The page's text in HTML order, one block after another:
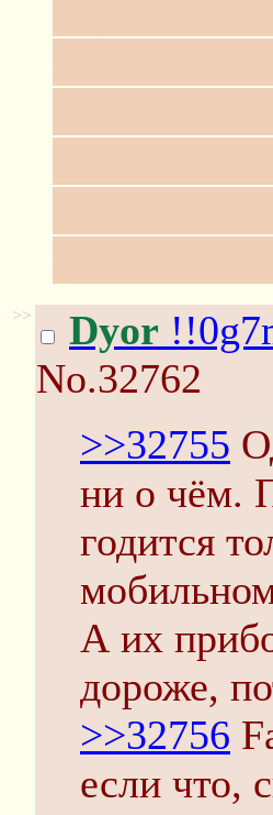
>> Dyor
No.32762
>>32755
ни о чём.
годится
А их
дороже,
>>32756
если что,